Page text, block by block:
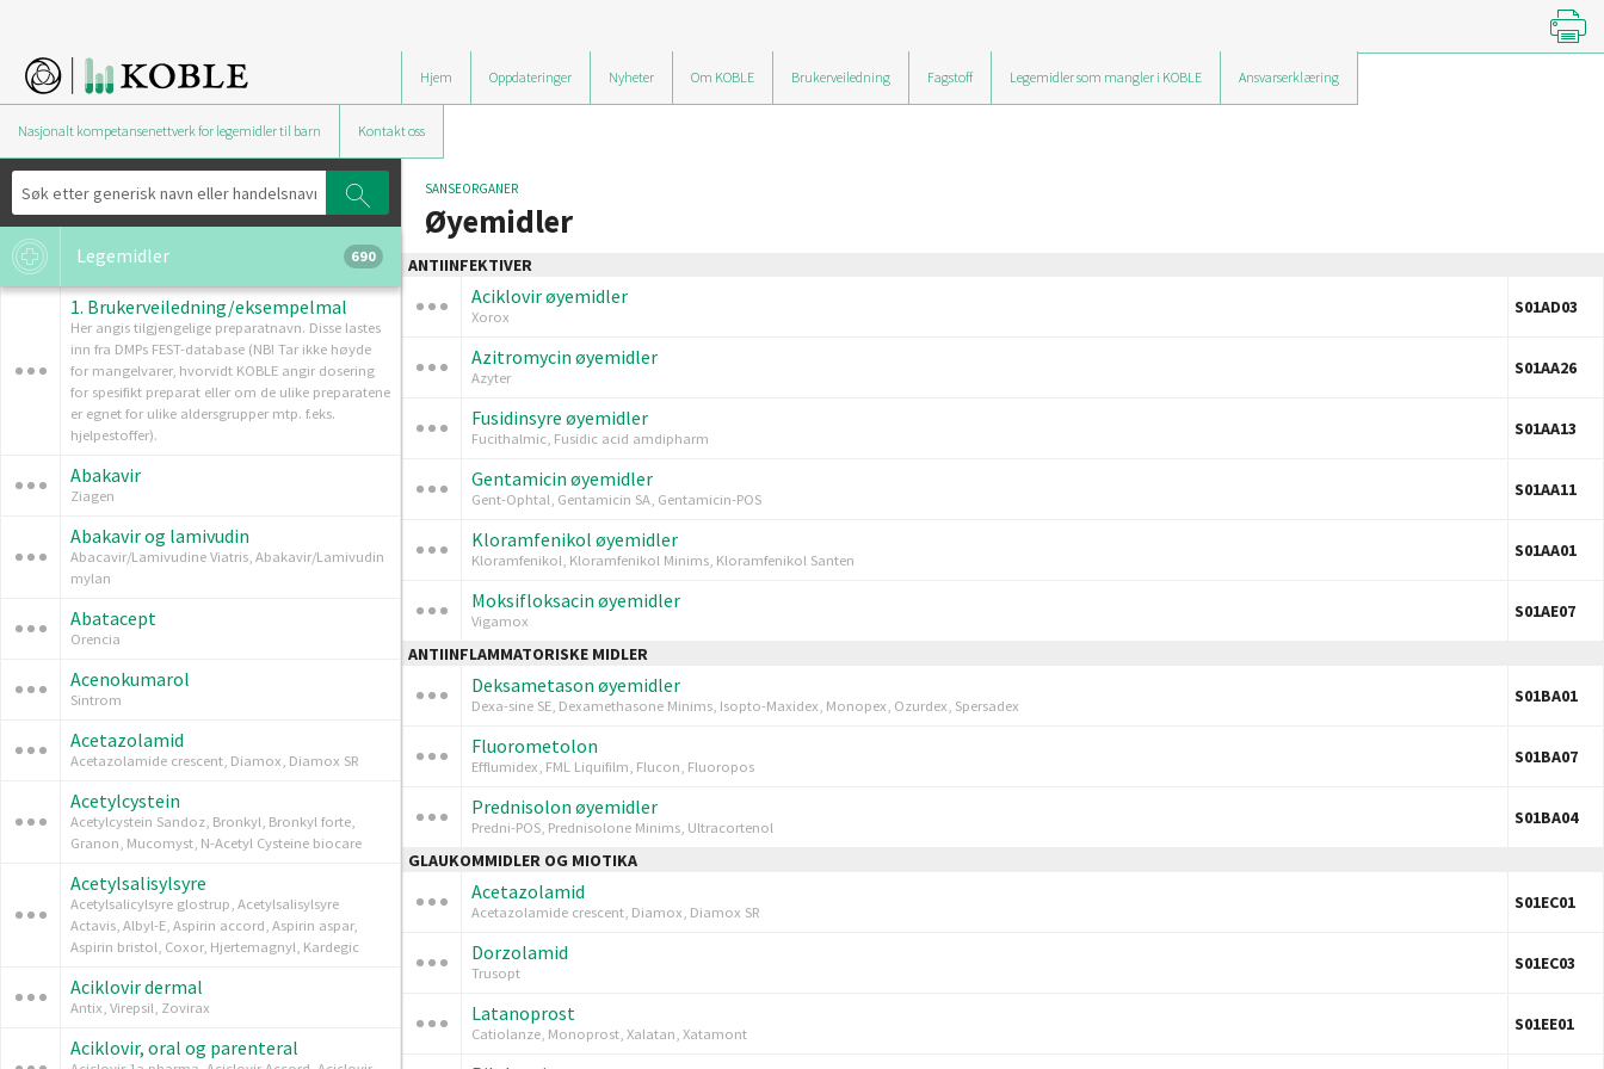
Hjem Oppdateringer Nyheter Om KOBLE Brukerveiledning Fagstoff Legemidler som mangler i KOBLE Ansvarserklæring
Nasjonalt kompetansenettverk for legemidler til barn Kontakt oss
Legemidler 690
1. Brukerveiledning/eksempelmal
Her angis tilgjengelige preparatnavn. Disse lastes
inn fra DMPs FEST-database (NB! Tar ikke høyde
for mangelvarer, hvorvidt KOBLE angir dosering
for spesifikt preparat eller om de ulike preparatene
er egnet for ulike aldersgrupper mtp. f.eks.
hjelpestoffer).
Abakavir
Ziagen
Abakavir og lamivudin
Abacavir/Lamivudine Viatris, Abakavir/Lamivudin
mylan
Abatacept
Orencia
Acenokumarol
Sintrom
Acetazolamid
Acetazolamide crescent, Diamox, Diamox SR
Acetylcystein
Acetylcystein Sandoz, Bronkyl, Bronkyl forte,
Granon, Mucomyst, N-Acetyl Cysteine biocare
Acetylsalisylsyre
Acetylsalicylsyre glostrup, Acetylsalisylsyre
Actavis, Albyl-E, Aspirin accord, Aspirin aspar,
Aspirin bristol, Coxor, Hjertemagnyl, Kardegic
Aciklovir dermal
Antix, Virepsil, Zovirax
Aciklovir, oral og parenteral
SANSEORGANER
Øyemidler
ANTIINFEKTIVER
Aciklovir øyemidler
Xorox S01AD03
Azitromycin øyemidler
Azyter S01AA26
Fusidinsyre øyemidler
Fucithalmic, Fusidic acid amdipharm S01AA13
Gentamicin øyemidler
Gent-Ophtal, Gentamicin SA, Gentamicin-POS S01AA11
Kloramfenikol øyemidler
Kloramfenikol, Kloramfenikol Minims, Kloramfenikol Santen S01AA01
Moksifloksacin øyemidler
Vigamox
S01AE07
ANTIINFLAMMATORISKE MIDLER
Deksametason øyemidler
Dexa-sine SE, Dexamethasone Minims, Isopto-Maxidex, Monopex, Ozurdex, Spersadex S01BA01
Fluorometolon
Efflumidex, FML Liquifilm, Flucon, Fluoropos S01BA07
Prednisolon øyemidler
Predni-POS, Prednisolone Minims, Ultracortenol
S01BA04
GLAUKOMMIDLER OG MIOTIKA
Acetazolamid
Acetazolamide crescent, Diamox, Diamox SR S01EC01
Dorzolamid
Trusopt S01EC03
Latanoprost
Catiolanze, Monoprost, Xalatan, Xatamont S01EE01